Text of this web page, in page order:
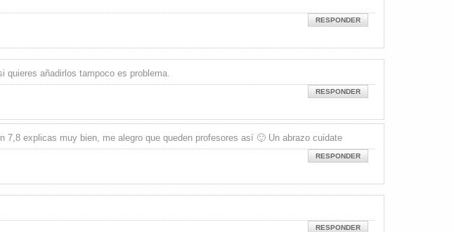
RESPONDER
quieres añadirlos tampoco es problema.
RESPONDER
explicas muy bien, me alegro que queden profesores así 🙂 Un abrazo cuidate
RESPONDER
RESPONDER